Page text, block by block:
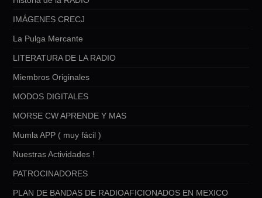
IMÁGENES CRECJ
La Pulga Mercante
LITERATURA DE LA RADIO
Miembros Originales
MODOS DIGITALES
MORSE CW APRENDE Y MAS
Mumla APP ( muy fácil )
Nuestras Actividades !
PATROCINADORES
PLAN DE BANDAS DE RADIOAFICIONADOS EN MEXICO